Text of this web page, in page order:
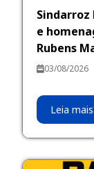
Sindarroz
e
Rubens
03/08/2026
Leia mais